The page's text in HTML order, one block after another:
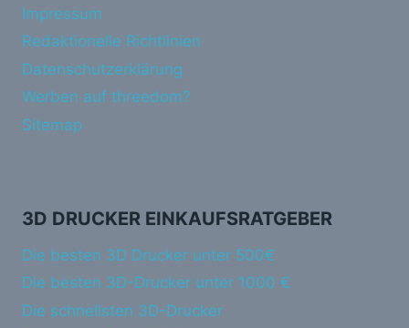
Impressum
Redaktionelle Richtlinien
Datenschutzerklärung
Werben auf threedom?
Sitemap
3D DRUCKER EINKAUFSRATGEBER
Die besten 3D Drucker unter 500€
Die besten 3D-Drucker unter 1000 €
Die schnellsten 3D-Drucker